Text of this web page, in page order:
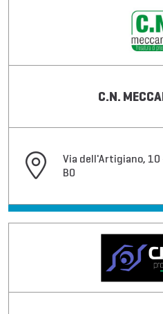
C.N.
Via dell'Artigiano, 10
BO